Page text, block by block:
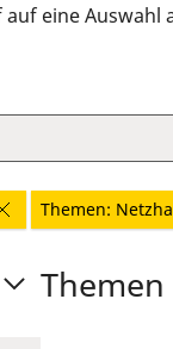
eine
Themen:
Themen